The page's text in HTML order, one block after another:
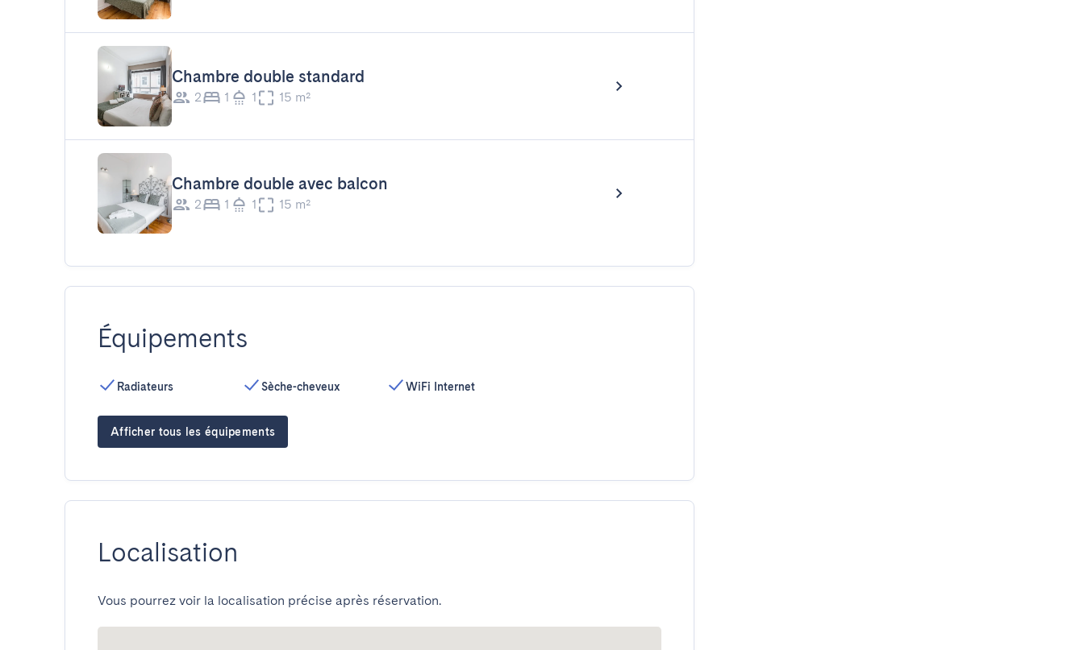
Chambre double standard
2 1 1 15 m²
Chambre double avec balcon
2 1 1 15 m²
Équipements
Radiateurs Sèche-cheveux WiFi Internet
Afficher tous les équipements
Localisation
Vous pourrez voir la localisation précise après réservation.